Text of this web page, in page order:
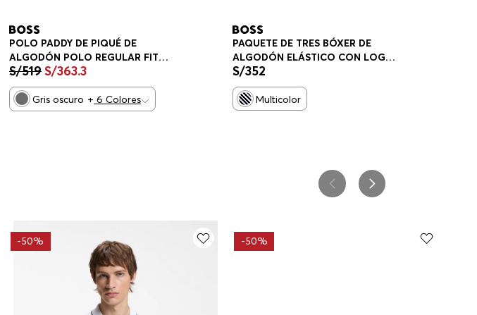
POLO PADDY DE PIQUÉ DE
ALGODÓN POLO REGULAR FIT
HOMBRE
S/519S/363.3
Gris oscuro + 6 Colores
PAQUETE DE TRES BÓXER DE
ALGODÓN ELÁSTICO CON LOGO
BOXER HOMBRE
S/352
Multicolor
-50% -50%